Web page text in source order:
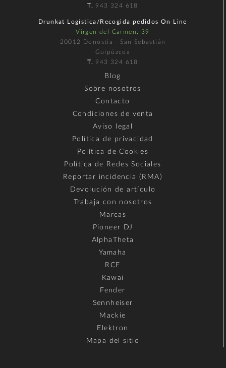
T. 943 324 618
Drunkat Logística/Recogida pedidos On Line
Virgen del Carmen, 39
20012 Donostia - San Sebastián
Guipúzcoa
T. 943 324 618
Blog
Sobre nosotros
Contacto
Condiciones de venta
Aviso legal
Política de privacidad
Política de Cookies
Política de Redes Sociales
Reportar incidencia (RMA)
Devolución de artículo
Trabaja con nosotros
Marcas
Pioneer DJ
AlphaTheta
Yamaha
RCF
Kawai
Fender
Sennheiser
Mackie
Elektron
Mapa del sitio